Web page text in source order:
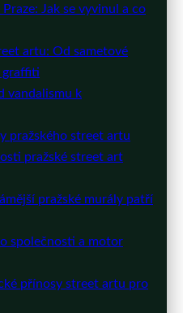
Jak se vyvinul a co
artu: Od sametové
graffiti
vandalismu k
pražského street artu
pražské street art
pražské murály patří
společnosti a motor
přínosy street artu pro